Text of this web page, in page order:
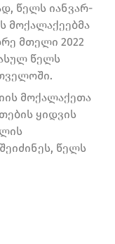
წელს იანვარ-
მოქალაქეებმა
მთელი 2022
წელს
მოქალაქეთა
ყიდვის
წელს